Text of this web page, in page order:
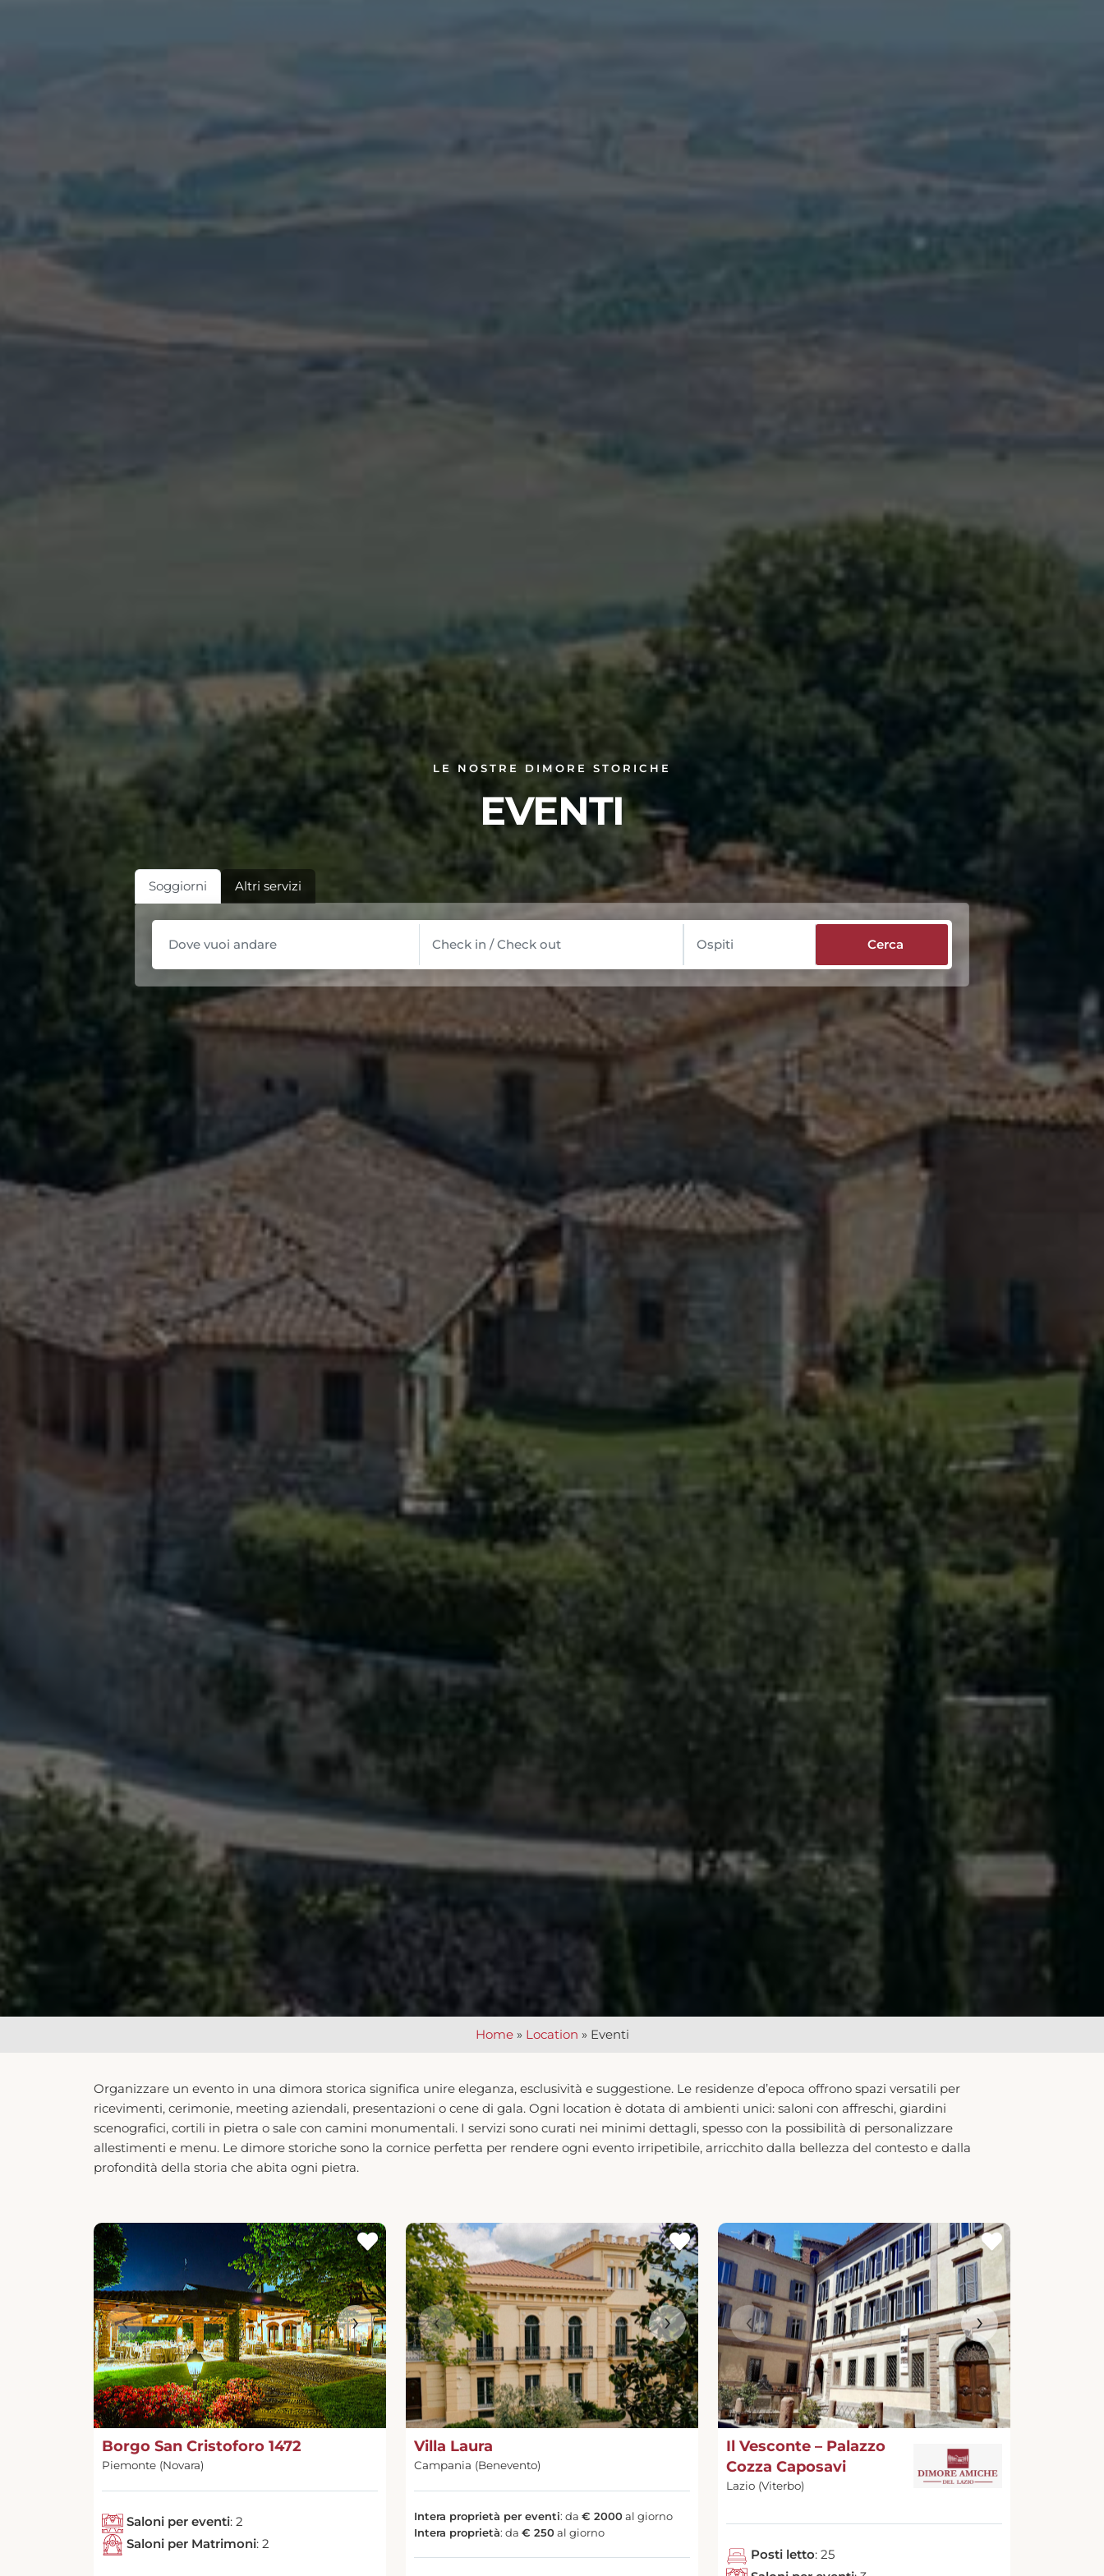
LE NOSTRE DIMORE STORICHE
EVENTI
Soggiorni Altri servizi
Home» Location » Eventi
Organizzare un evento in una dimora storica significa unire eleganza, esclusività e suggestione. Le residenze d’epoca offrono spazi versatili per
ricevimenti, cerimonie, meeting aziendali, presentazioni o cene di gala. Ogni location è dotata di ambienti unici: saloni con affreschi, giardini
scenografici, cortili in pietra o sale con camini monumentali. I servizi sono curati nei minimi dettagli, spesso con la possibilità di personalizzare
allestimenti e menu. Le dimore storiche sono la cornice perfetta per rendere ogni evento irripetibile, arricchito dalla bellezza del contesto e dalla
profondità della storia che abita ogni pietra.
‹ ›
Borgo San Cristoforo 1472
Piemonte (Novara)
Saloni per eventi: 2
Saloni per Matrimoni: 2
‹ ›
Villa Laura
Campania (Benevento)
Intera proprietà per eventi: da € 2000al giorno
Intera proprietà: da € 250al giorno
‹ ›
Il Vesconte – Palazzo
Cozza Caposavi
Lazio (Viterbo)
Posti letto: 25